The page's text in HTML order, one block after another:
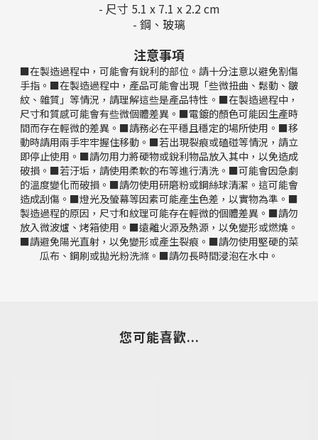
- 尺寸 5.1 x 7.1 x 2.2 cm
- 鋼、玻璃
注意事項
■在製造過程中，可能會有銳利的部位。請十分注意以避免割傷
手指。■在製造過程中，產品可能會出現「些微扭曲、鬆動、皺
紋、雜質」等情況，請理解這些是產品特性。■在製造過程中，
尺寸和質感可能會有些微個體差異。■電鍍的顏色可能因生產時
間而存在輕微的差異。■請務必在平穩且穩定的場所使用。■移
動時請用兩手牢牢握住移動。■若出現裂痕或磕碰等情況，請立
即停止使用。■請勿用力將硬物或銳利物品放入其中，以免造成
破損。■若汙垢，請使用柔軟的布等進行清洗。■可能會因急劇
的溫度變化而破損。■請勿使用研磨粉或鋼絲球清潔。這可能會
造成刮傷。■燈光及螢幕等因素可能產生色差，以實物為準。■
製造過程的原因，尺寸和紋理可能存在輕微的個體差異。■請勿
放入微波爐、烤箱使用。■遠離火源及熱源，以免變形或燃燒。
■請避免陽光直射，以免變形或產生裂痕。■請勿使用堅硬的菜
瓜布、鋼刷或拋光粉洗滌。■請勿長時間浸泡在水中。
您可能喜歡...